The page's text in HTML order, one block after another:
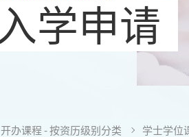
入学申请
开办课程 - 按资历级别分类 学士学位